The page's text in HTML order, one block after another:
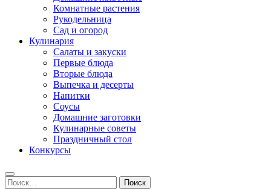
Комнатные растения
Рукодельница
Сад и огород
Кулинария
Салаты и закуски
Первые блюда
Вторые блюда
Выпечка и десерты
Напитки
Соусы
Домашние заготовки
Кулинарные советы
Праздничный стол
Конкурсы
Найти: